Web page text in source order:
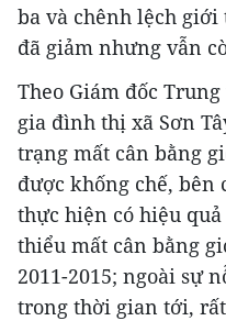
ba và chênh lệch
đã giảm nhưng vẫn
Theo Giám đốc
gia đình thị xã Sơn
trạng mất cân bằng
được khống chế, bên
thực hiện có hiệu
thiểu mất cân bằng
2011-2015; ngoài sự
trong thời gian tới,